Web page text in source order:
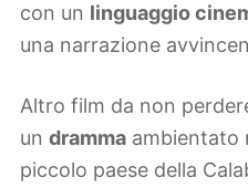
con un linguaggio
una narrazione
Altro film da non
un dramma ambientato
piccolo paese della